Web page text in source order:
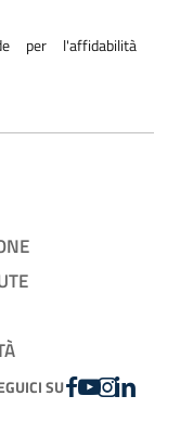
per l'affidabilità
SUFACEBOOK
YOUTUBE
INSTAGRAM
LINKEDIN